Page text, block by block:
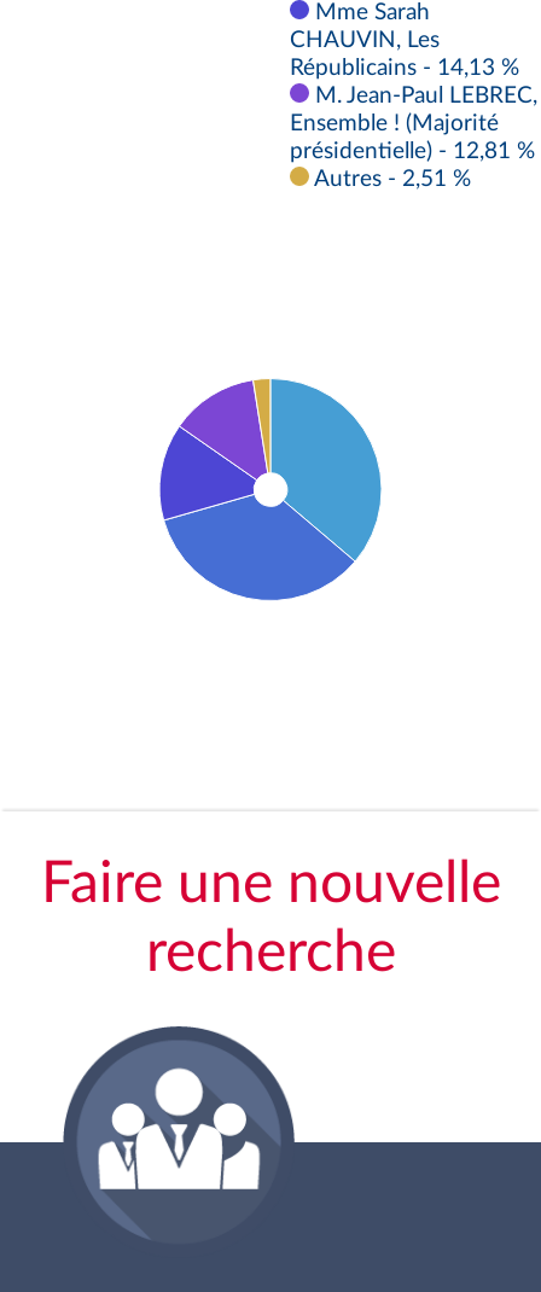
Mme Sarah
CHAUVIN, Les
Républicains - 14,13 %
M. Jean-Paul LEBREC,
Ensemble ! (Majorité
présidentielle) - 12,81 %
Autres - 2,51 %
Faire une nouvelle
recherche